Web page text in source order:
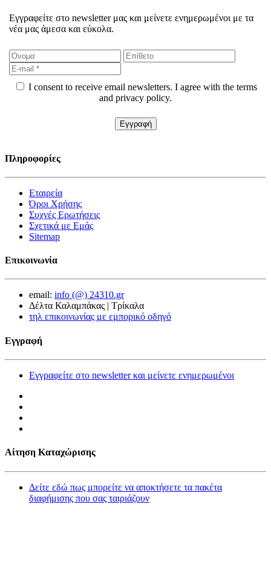
Εγγραφείτε στο newsletter μας και μείνετε ενημερωμένοι με τα
νέα μας άμεσα και εύκολα.
I consent to receive email newsletters. I agree with the terms
and privacy policy.
Πληροφορίες
Εταιρεία
Όροι Χρήσης
Συχνές Ερωτήσεις
Σχετικά με Εμάς
Sitemap
Επικοινωνία
email: info (@) 24310.gr
Δέλτα Καλαμπάκας | Τρίκαλα
τηλ επικοινωνίας με εμπορικό οδηγό
Εγγραφή
Εγγραφείτε στο newsletter και μείνετε ενημερωμένοι
Αίτηση Καταχώρισης
Δείτε εδώ πως μπορείτε να αποκτήσετε τα πακέτα
διαφήμισης που σας ταιριάζουν